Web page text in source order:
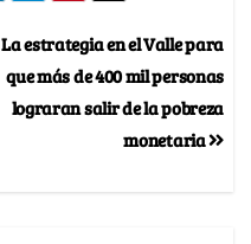
La estrategia en el Valle para
que más de 400 mil personas
lograran salir de la pobreza
monetaria